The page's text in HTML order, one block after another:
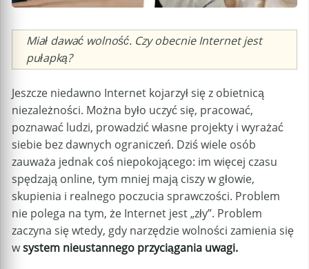
Caption
Miał dawać wolność. Czy obecnie Internet jest
pułapką?
Jeszcze niedawno Internet kojarzył się z obietnicą
niezależności. Można było uczyć się, pracować,
poznawać ludzi, prowadzić własne projekty i wyrażać
siebie bez dawnych ograniczeń. Dziś wiele osób
zauważa jednak coś niepokojącego: im więcej czasu
spędzają online, tym mniej mają ciszy w głowie,
skupienia i realnego poczucia sprawczości. Problem
nie polega na tym, że Internet jest „zły”. Problem
zaczyna się wtedy, gdy narzędzie wolności zamienia się
wsystem nieustannego przyciągania uwagi.